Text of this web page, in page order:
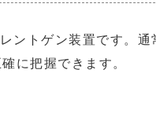
ントゲン装置です。
に把握できます。